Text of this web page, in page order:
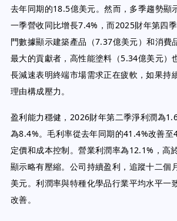
去年同期的18.5億美元。然而，多季趨勢顯
一季營收同比增長7.4%，而2025財年第四
門數據顯示建築產品（7.37億美元）和消費
最大的貢獻者，高性能塗料（5.34億美元）
長減速表明終端市場需求正在疲軟，如果持
理由構成壓力。
盈利能力穩健，2026財年第二季淨利潤為
為8.4%。毛利率從去年同期的41.4%改善至
定價和成本控制。營業利潤率為12.1%，高
顯示略有壓縮。公司持續盈利，追蹤十二個
美元。利潤率與特種化學品行業平均水平一
改善。